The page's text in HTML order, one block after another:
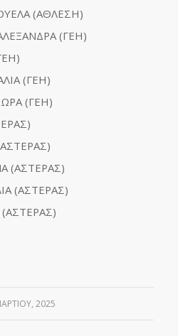
(ΑΘΛΕΣΗ)
(ΓΕΗ)
(ΓΕΗ)
(ΓΕΗ)
(ΑΣΤΕΡΑΣ)
(ΑΣΤΕΡΑΣ)
2025